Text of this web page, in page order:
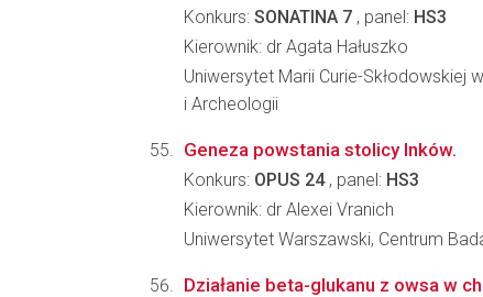
Konkurs: SONATINA 7 , panel: HS3
Kierownik: dr Agata Hałuszko
Uniwersytet Marii Curie-Skłodowskiej
i Archeologii
Geneza powstania stolicy Inków.
Konkurs: OPUS 24, panel: HS3
Kierownik: dr Alexei Vranich
Uniwersytet Warszawski, Centrum
Działanie beta-glukanu z owsa w